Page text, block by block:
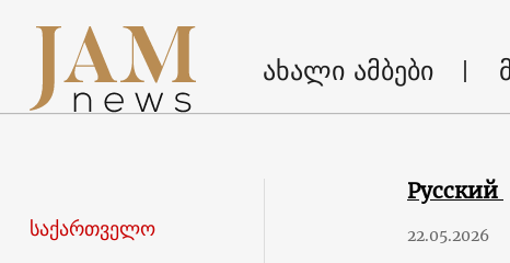
ახალი ამბები
საქართველო
Русский
22.05.2026